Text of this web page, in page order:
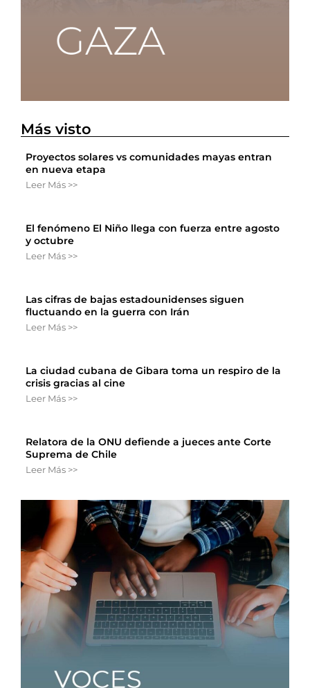
Más visto
Proyectos solares vs comunidades mayas entran
en nueva etapa
Leer Más >>
El fenómeno El Niño llega con fuerza entre agosto
y octubre
Leer Más >>
Las cifras de bajas estadounidenses siguen
fluctuando en la guerra con Irán
Leer Más >>
La ciudad cubana de Gibara toma un respiro de la
crisis gracias al cine
Leer Más >>
Relatora de la ONU defiende a jueces ante Corte
Suprema de Chile
Leer Más >>